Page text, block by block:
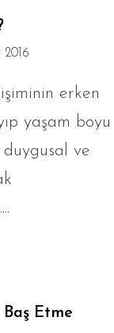
2016
erken
yaşam boyu
duygusal ve
Etme